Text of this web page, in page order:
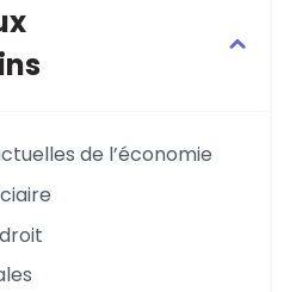
de l’économie